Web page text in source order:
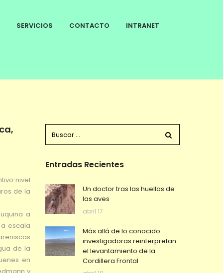
SERVICIOS CONTACTO INTRANET
nivel
de la
a
escala
de la
en
Entradas Recientes
Un doctor tras las huellas de
las aves
abril 17
Más allá de lo conocido:
investigadoras reinterpretan
el levantamiento de la
Cordillera Frontal